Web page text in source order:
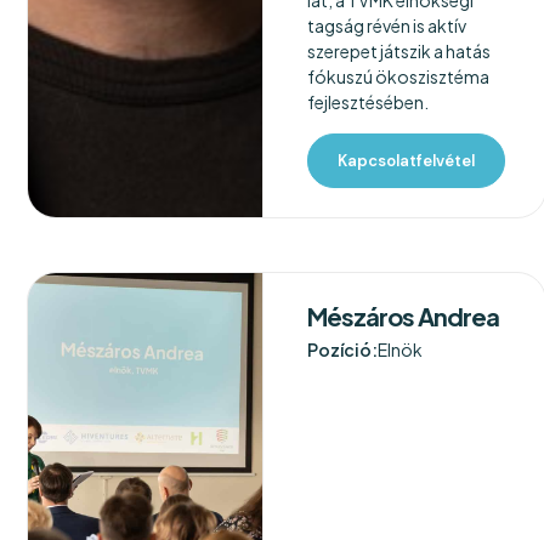
tagság révén is aktív
szerepet játszik a hatás
fókuszú ökoszisztéma
fejlesztésében.
Kapcsolatfelvétel
Mészáros Andrea
Pozíció:Elnök